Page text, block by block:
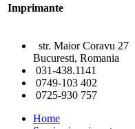
Imprimante
str. Maior Coravu 27
Bucuresti, Romania
031-438.1141
0749-103 402
0725-930 757
Home